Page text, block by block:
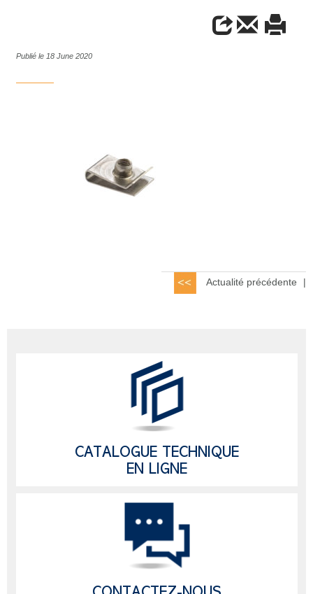
Publié le 18 June 2020
Actualité précédente |
CATALOGUE TECHNIQUE
EN LIGNE